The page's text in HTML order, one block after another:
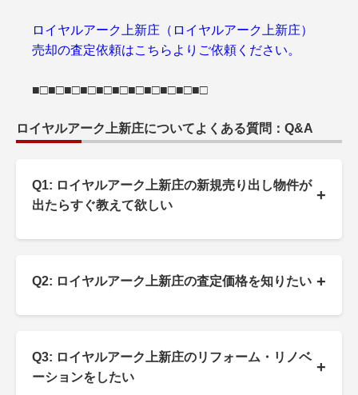
ロイヤルアーク上新庄（ロイヤルアーク上新庄）
売却の査定依頼はこちらよりご依頼ください。
■□■□■□■□■□■□■□■□■□■□■□
ロイヤルアーク上新庄についてよくある質問：Q&A
Q1: ロイヤルアーク上新庄の新規売り出し物件が
出たらすぐ教えて欲しい
+
Q2: ロイヤルアーク上新庄の査定価格を知りたい +
Q3: ロイヤルアーク上新庄のリフォーム・リノベ
ーションをしたい
+